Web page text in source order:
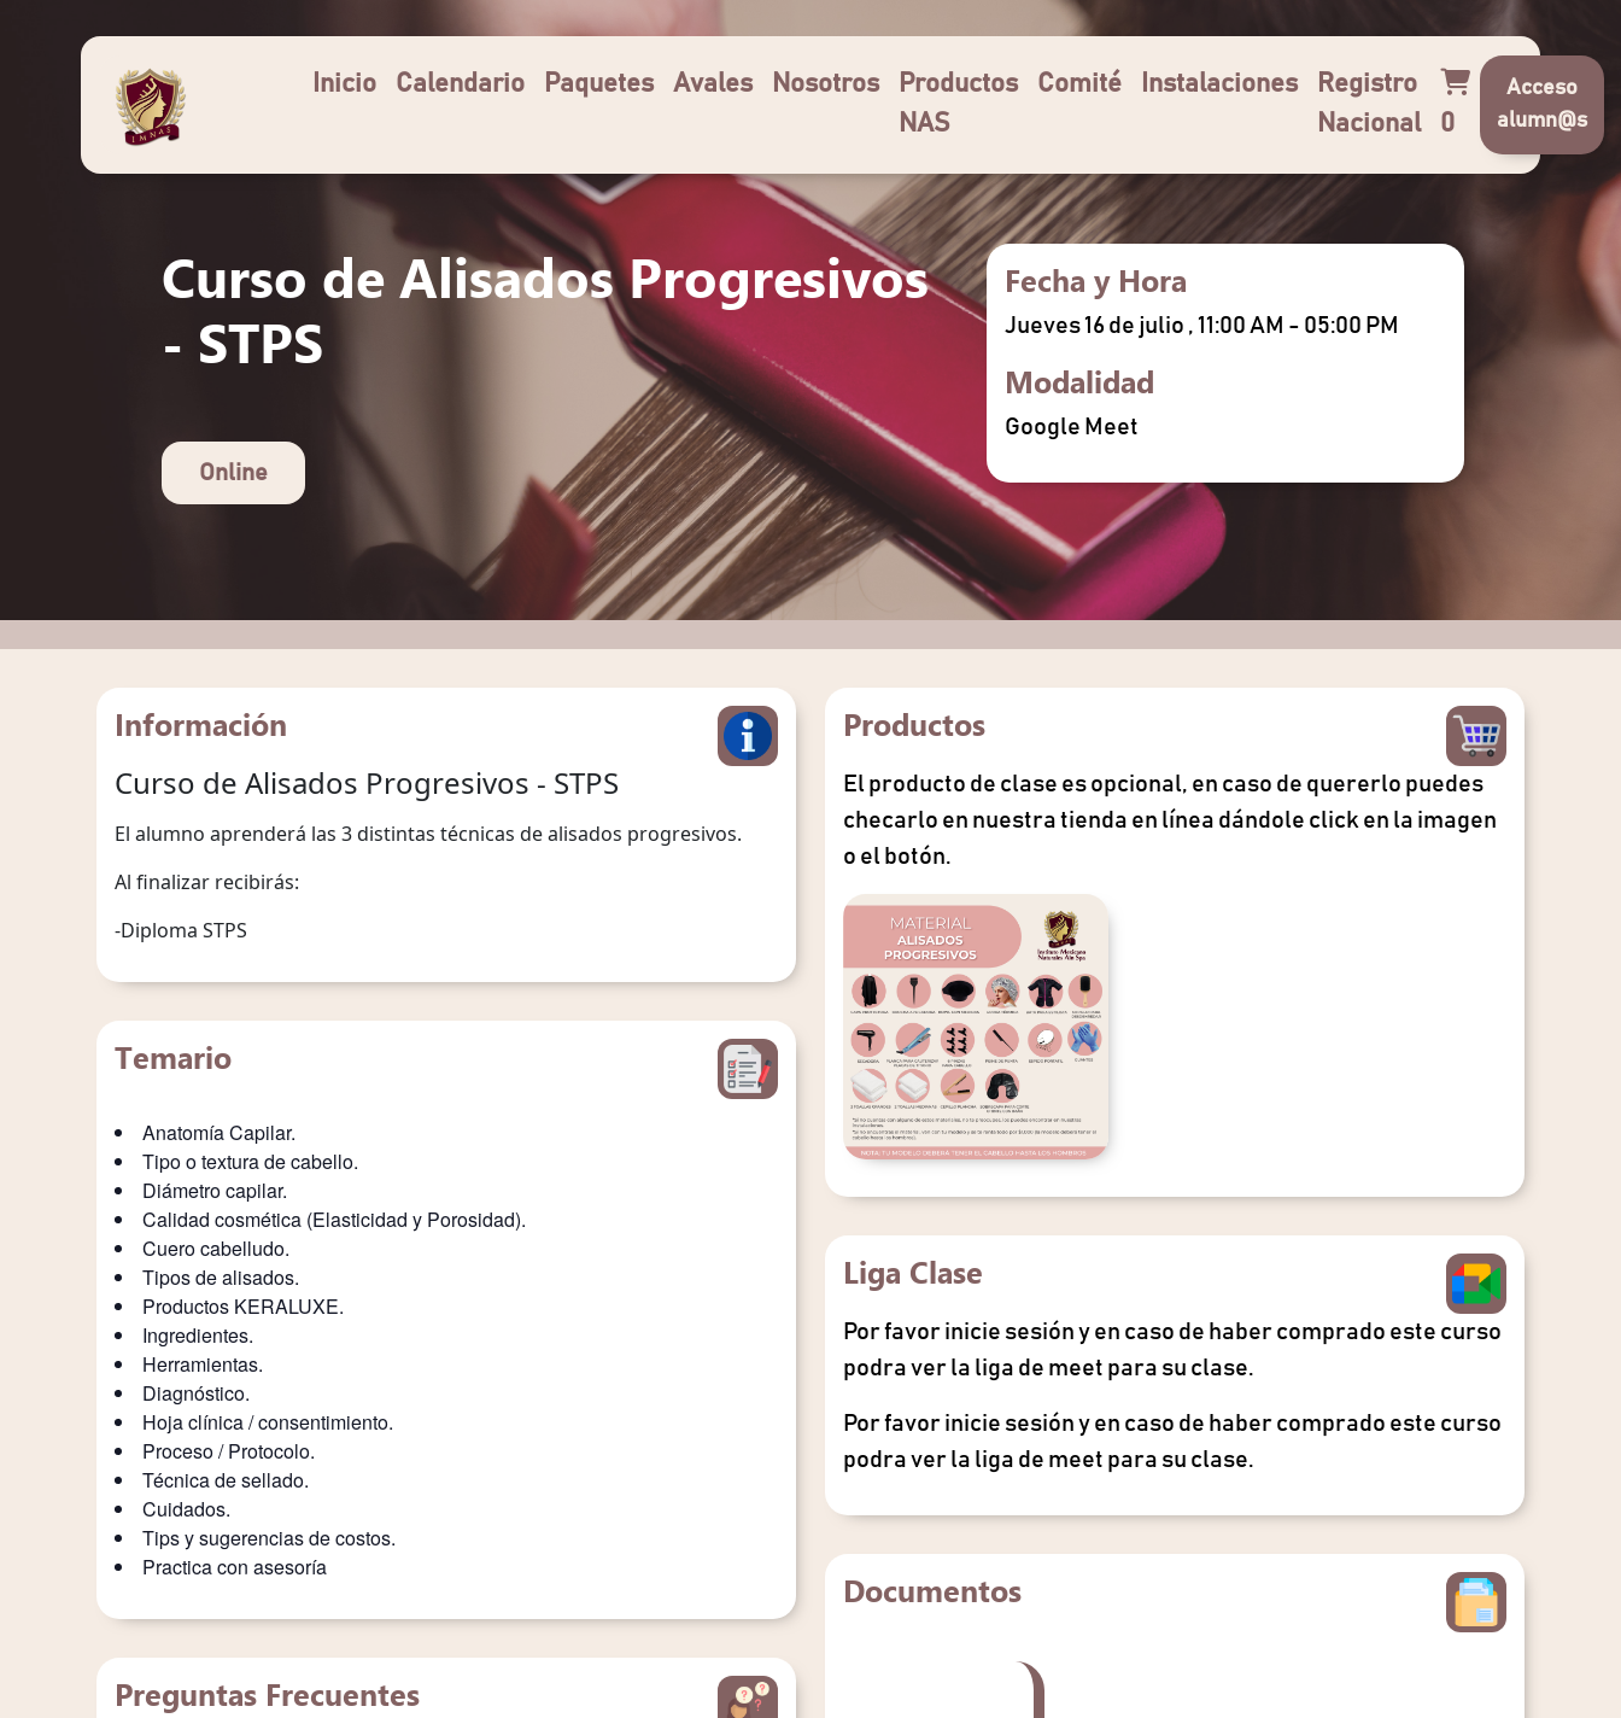
Inicio Calendario Paquetes Avales Nosotros
Productos
NAS
Comité Instalaciones
Registro
Nacional
0
Acceso
alumn@s
Curso de Alisados Progresivos
- STPS
Online
Fecha y Hora
Jueves 16 de julio , 11:00 AM - 05:00 PM
Modalidad
Google Meet
Información
Curso de Alisados Progresivos - STPS
El alumno aprenderá las 3 distintas técnicas de alisados progresivos.
Al finalizar recibirás:
-Diploma STPS
Temario
Anatomía Capilar.
Tipo o textura de cabello.
Diámetro capilar.
Calidad cosmética (Elasticidad y Porosidad).
Cuero cabelludo.
Tipos de alisados.
Productos KERALUXE.
Ingredientes.
Herramientas.
Diagnóstico.
Hoja clínica / consentimiento.
Proceso / Protocolo.
Técnica de sellado.
Cuidados.
Tips y sugerencias de costos.
Practica con asesoría
Preguntas Frecuentes
Productos
El producto de clase es opcional, en caso de quererlo puedes
checarlo en nuestra tienda en línea dándole click en la imagen
o el botón.
Liga Clase
Por favor inicie sesión y en caso de haber comprado este curso
podra ver la liga de meet para su clase.
Por favor inicie sesión y en caso de haber comprado este curso
podra ver la liga de meet para su clase.
Documentos